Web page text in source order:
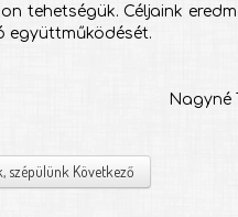
tehetségük. Céljaink
együttműködését.
Tancsics
szépülünk Következő